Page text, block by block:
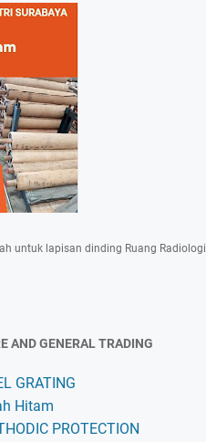
untuk lapisan dinding Ruang Radiologi
AND GENERAL TRADING
GRATING
Hitam
PROTECTION